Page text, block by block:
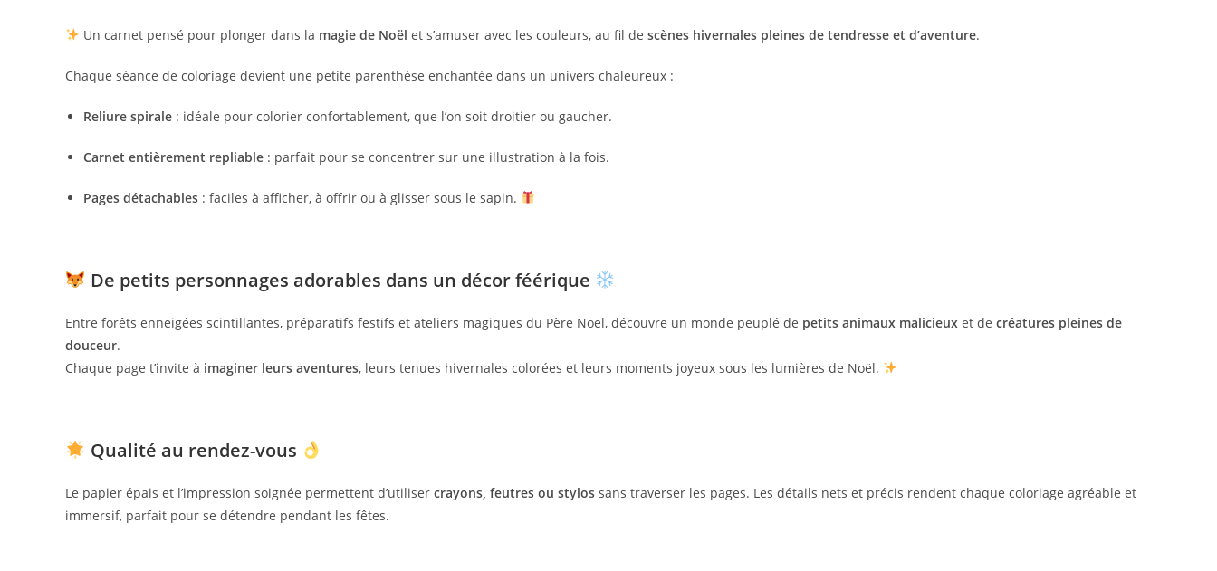
Un carnet pensé pour plonger dans la magie de Noël et s’amuser avec les couleurs, au fil de scènes hivernales pleines de tendresse et d’aventure.
Chaque séance de coloriage devient une petite parenthèse enchantée dans un univers chaleureux :
Reliure spirale : idéale pour colorier confortablement, que l’on soit droitier ou gaucher.
Carnet entièrement repliable : parfait pour se concentrer sur une illustration à la fois.
Pages détachables : faciles à afficher, à offrir ou à glisser sous le sapin.
De petits personnages adorables dans un décor féérique
Entre forêts enneigées scintillantes, préparatifs festifs et ateliers magiques du Père Noël, découvre un monde peuplé de petits animaux malicieux et de créatures pleines de
douceur.
Chaque page t’invite à imaginer leurs aventures, leurs tenues hivernales colorées et leurs moments joyeux sous les lumières de Noël.
Qualité au rendez-vous
Le papier épais et l’impression soignée permettent d’utiliser crayons, feutres ou stylos sans traverser les pages. Les détails nets et précis rendent chaque coloriage agréable et
immersif, parfait pour se détendre pendant les fêtes.